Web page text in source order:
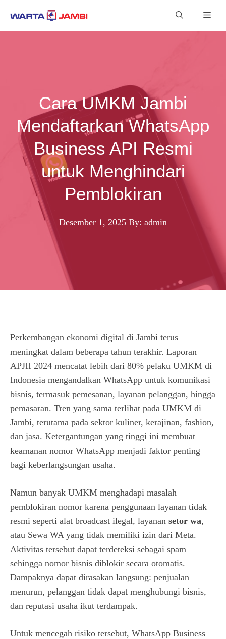
Cara UMKM Jambi
Mendaftarkan WhatsApp
Business API Resmi
untuk Menghindari
Pemblokiran
Desember 1, 2025 By: admin
Perkembangan ekonomi digital di Jambi terus
meningkat dalam beberapa tahun terakhir. Laporan
APJII 2024 mencatat lebih dari 80% pelaku UMKM di
Indonesia mengandalkan WhatsApp untuk komunikasi
bisnis, termasuk pemesanan, layanan pelanggan, hingga
pemasaran. Tren yang sama terlihat pada UMKM di
Jambi, terutama pada sektor kuliner, kerajinan, fashion,
dan jasa. Ketergantungan yang tinggi ini membuat
keamanan nomor WhatsApp menjadi faktor penting
bagi keberlangsungan usaha.
Namun banyak UMKM menghadapi masalah
pemblokiran nomor karena penggunaan layanan tidak
resmi seperti alat broadcast ilegal, layanan setor wa,
atau Sewa WA yang tidak memiliki izin dari Meta.
Aktivitas tersebut dapat terdeteksi sebagai spam
sehingga nomor bisnis diblokir secara otomatis.
Dampaknya dapat dirasakan langsung: penjualan
menurun, pelanggan tidak dapat menghubungi bisnis,
dan reputasi usaha ikut terdampak.
Untuk mencegah risiko tersebut, WhatsApp Business